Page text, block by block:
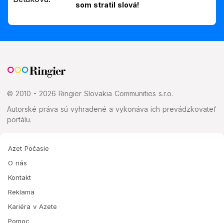
som stratil slová!
© 2010 - 2026 Ringier Slovakia Communities s.r.o.
Autorské práva sú vyhradené a vykonáva ich prevádzkovateľ
portálu.
Azet Počasie
O nás
Kontakt
Reklama
Kariéra v Azete
Pomoc